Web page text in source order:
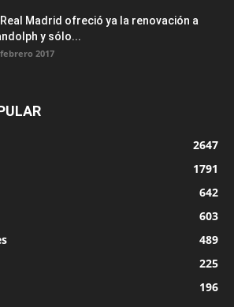
Real Madrid ofreció ya la renovación a
y sólo...
2017
2647
1791
642
603
489
225
196